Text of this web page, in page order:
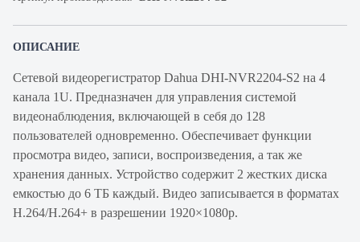
ОПИСАНИЕ
Сетевой видеорегистратор Dahua DHI-NVR2204-S2 на 4
канала 1U. Предназначен для управления системой
видеонаблюдения, включающей в себя до 128
пользователей одновременно. Обеспечивает функции
просмотра видео, записи, воспроизведения, а так же
хранения данных. Устройство содержит 2 жестких диска
емкостью до 6 ТБ каждый. Видео записывается в форматах
H.264/H.264+ в разрешении 1920×1080p.